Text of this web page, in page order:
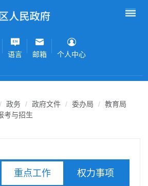
语言 邮箱 个人中心
政务 政府文件 委办局
教育局
考与招生
重点工作 权力事项